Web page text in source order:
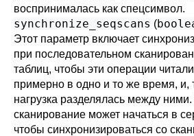
воспринималась как спецсимвол.
synchronize_seqscans (
Этот параметр включает
при последовательном
таблиц, чтобы эти операции
примерно в одно и то же время, и,
нагрузка разделялась между
сканирование может начаться в
чтобы синхронизироваться со